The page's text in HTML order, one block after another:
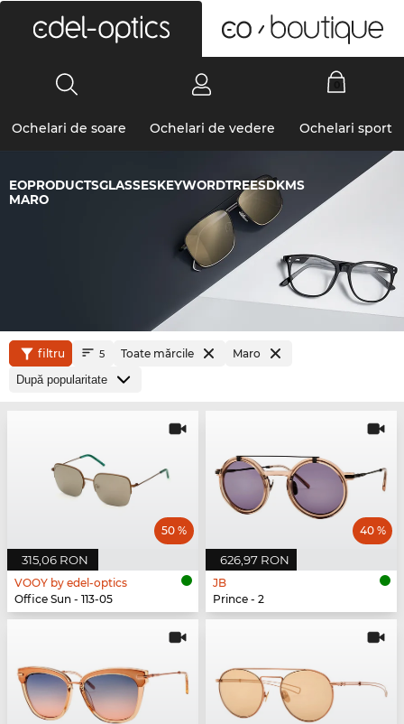
Ochelari de soare Ochelari de vedere Ochelari sport
EOPRODUCTSGLASSESKEYWORDTREESDKMS
MARO
filtru 5 Toate mărcile Maro
315,06 RON
50 %
VOOY by edel-optics
Office Sun - 113-05
626,97 RON
40 %
JB
Prince - 2